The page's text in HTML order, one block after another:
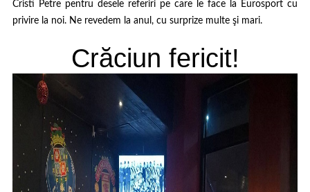
Cristi Petre pentru desele referiri pe care le face la Eurosport cu
privire la noi. Ne revedem la anul, cu surprize multe şi mari.
Crăciun fericit!